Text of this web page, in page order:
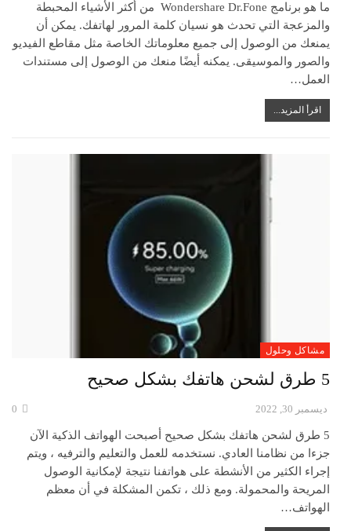
ما هو برنامج Wondershare Dr.Fone من أكثر الأشياء المحبطة
والمزعجة التي تحدث هو نسيان كلمة المرور لهاتفك. يمكن أن
يمنعك من الوصول إلى جميع معلوماتك الخاصة مثل مقاطع الفيديو
والصور والموسيقى. يمكنه أيضًا منعك من الوصول إلى مستندات
العمل…
اقرأ المزيد...
مشاكل وحلول
5 طرق لشحن هاتفك بشكل صحيح
ديسمبر 30, 2022
5 طرق لشحن هاتفك بشكل صحيح أصبحت الهواتف الذكية الآن
جزءا من نظامنا العادي. نستخدمه للعمل والتعليم والترفيه ، ويتم
إجراء الكثير من الأنشطة على هواتفنا نتيجة لإمكانية الوصول
المريحة والمحمولة. ومع ذلك ، تكمن المشكلة في أن معظم
الهواتف…